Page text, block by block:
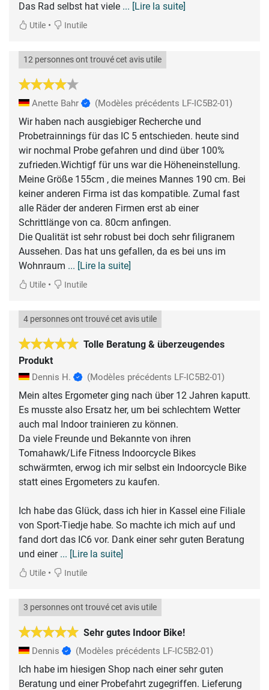
Das Rad selbst hat viele ... [Lire la suite]
Utile • Inutile
12 personnes ont trouvé cet avis utile
Anette Bahr (Modèles précédents LF-IC5B2-01)
Wir haben nach ausgiebiger Recherche und
Probetrainnings für das IC 5 entschieden. heute sind
wir nochmal Probe gefahren und dind über 100%
zufrieden.Wichtigf für uns war die Höheneinstellung.
Meine Größe 155cm , die meines Mannes 190 cm. Bei
keiner anderen Firma ist das kompatible. Zumal fast
alle Räder der anderen Firmen erst ab einer
Schrittlänge von ca. 80cm anfingen.
Die Qualität ist sehr robust bei doch sehr filigranem
Aussehen. Das hat uns gefallen, da es bei uns im
Wohnraum ... [Lire la suite]
Utile • Inutile
Tolle Beratung & überzeugendes
Produkt
4 personnes ont trouvé cet avis utile
Dennis H. (Modèles précédents LF-IC5B2-01)
Mein altes Ergometer ging nach über 12 Jahren kaputt.
Es musste also Ersatz her, um bei schlechtem Wetter
auch mal Indoor trainieren zu können.
Da viele Freunde und Bekannte von ihren
Tomahawk/Life Fitness Indoorcycle Bikes
schwärmten, erwog ich mir selbst ein Indoorcycle Bike
statt eines Ergometers zu kaufen.
Ich habe das Glück, dass ich hier in Kassel eine Filiale
von Sport-Tiedje habe. So machte ich mich auf und
fand dort das IC6 vor. Dank einer sehr guten Beratung
und einer ... [Lire la suite]
Utile • Inutile
Sehr gutes Indoor Bike!
3 personnes ont trouvé cet avis utile
Dennis (Modèles précédents LF-IC5B2-01)
Ich habe im hiesigen Shop nach einer sehr guten
Beratung und einer Probefahrt zugegriffen. Lieferung